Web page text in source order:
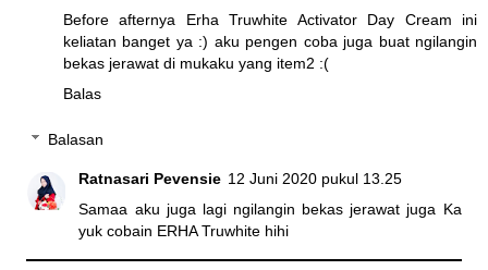
Before afternya Erha Truwhite Activator Day Cream ini
keliatan banget ya :) aku pengen coba juga buat ngilangin
bekas jerawat di mukaku yang item2 :(
Balas
Balasan
Ratnasari Pevensie 12 Juni 2020 pukul 13.25
Samaa aku juga lagi ngilangin bekas jerawat juga Ka
yuk cobain ERHA Truwhite hihi